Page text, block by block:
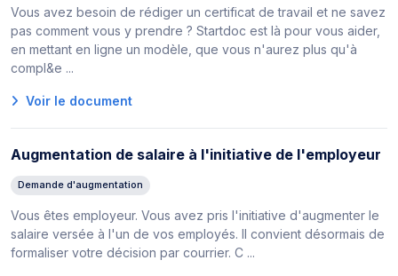
Vous avez besoin de rédiger un certificat de travail et ne savez
pas comment vous y prendre ? Startdoc est là pour vous aider,
en mettant en ligne un modèle, que vous n'aurez plus qu'à
compl&e ...
Voir le document
Augmentation de salaire à l'initiative de l'employeur
Demande d'augmentation
Vous êtes employeur. Vous avez pris l'initiative d'augmenter le
salaire versée à l'un de vos employés. Il convient désormais de
formaliser votre décision par courrier. C ...